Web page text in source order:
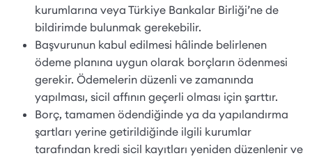
kurumlarına veya Türkiye Bankalar Birliği’ne de
bildirimde bulunmak gerekebilir.
Başvurunun kabul edilmesi hâlinde belirlenen
ödeme planına uygun olarak borçların ödenmesi
gerekir. Ödemelerin düzenli ve zamanında
yapılması, sicil affının geçerli olması için şarttır.
Borç, tamamen ödendiğinde ya da yapılandırma
şartları yerine getirildiğinde ilgili kurumlar
tarafından kredi sicil kayıtları yeniden düzenlenir ve